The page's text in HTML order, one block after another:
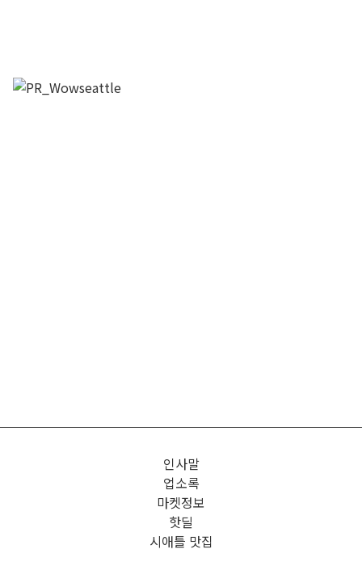
인사말
업소록
마켓정보
핫딜
시애틀 맛집